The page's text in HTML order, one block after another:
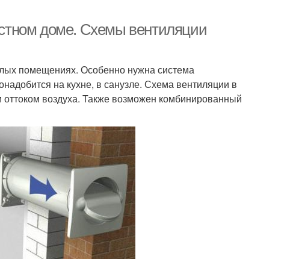
доме. Схемы вентиляции
помещениях. Особенно нужна система
на кухне, в санузле. Схема вентиляции в
воздуха. Также возможен комбинированный